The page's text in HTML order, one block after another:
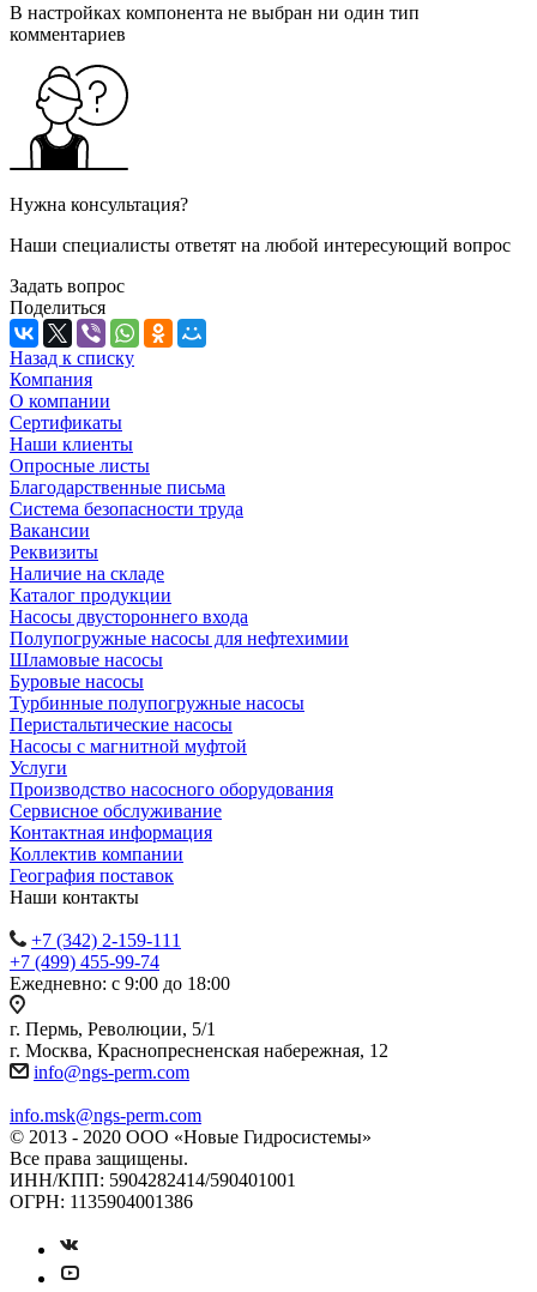
В настройках компонента не выбран ни один тип
комментариев
Нужна консультация?
Наши специалисты ответят на любой интересующий вопрос
Задать вопрос
Поделиться
Назад к списку
Компания
О компании
Сертификаты
Наши клиенты
Опросные листы
Благодарственные письма
Система безопасности труда
Вакансии
Реквизиты
Наличие на складе
Каталог продукции
Насосы двустороннего входа
Полупогружные насосы для нефтехимии
Шламовые насосы
Буровые насосы
Турбинные полупогружные насосы
Перистальтические насосы
Насосы с магнитной муфтой
Услуги
Производство насосного оборудования
Сервисное обслуживание
Контактная информация
Коллектив компании
География поставок
Наши контакты
+7 (342) 2-159-111
+7 (499) 455-99-74
Ежедневно: с 9:00 до 18:00
г. Пермь, Революции, 5/1
г. Москва, Краснопресненская набережная, 12
info@ngs-perm.com
info.msk@ngs-perm.com
© 2013 - 2020 ООО «Новые Гидросистемы»
Все права защищены.
ИНН/КПП: 5904282414/590401001
ОГРН: 1135904001386